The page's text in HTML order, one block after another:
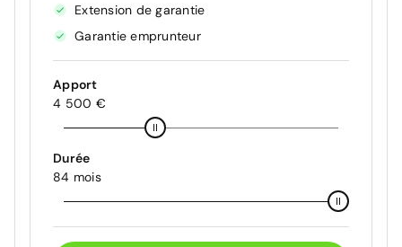
Extension de garantie
Garantie emprunteur
Apport
4 500 €
Durée
84 mois